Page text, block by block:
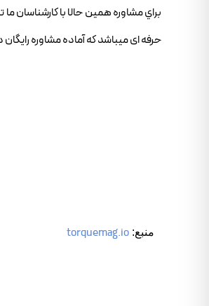
براي مشاوره همين حالا با کارشناسان
حرفه ای میباشد که آماده مشاوره
منبع: torquemag.io